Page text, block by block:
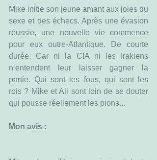
Mike initie son jeune amant aux joies du
sexe et des échecs. Après une évasion
réussie, une nouvelle vie commence
pour eux outre-Atlantique. De courte
durée. Car ni la CIA ni les Irakiens
n’entendent leur laisser gagner la
partie. Qui sont les fous, qui sont les
rois ? Mike et Ali sont loin de se douter
qui pousse réellement les pions...
Mon avis :